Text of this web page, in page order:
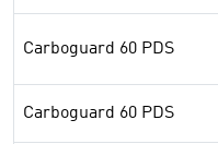
Carboguard 60 PDS
Carboguard 60 PDS